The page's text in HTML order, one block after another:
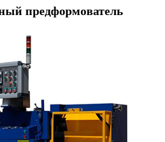
предформователь